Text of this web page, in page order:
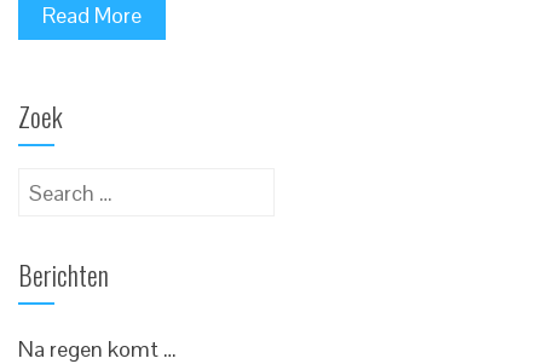
Read More
Zoek
Search
Berichten
Na regen komt …